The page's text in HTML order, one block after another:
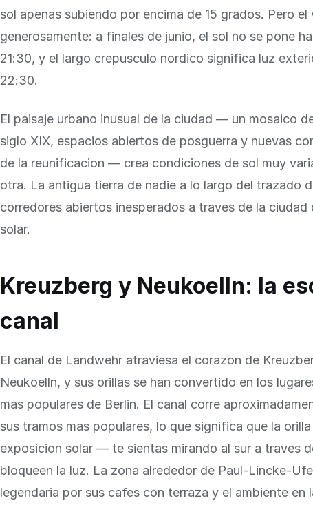
sol apenas subiendo por encima de 15 grados. Pero el
generosamente: a finales de junio, el sol no se pone
21:30, y el largo crepusculo nordico significa luz
22:30.
El paisaje urbano inusual de la ciudad — un mosaico
siglo XIX, espacios abiertos de posguerra y nuevas
de la reunificacion — crea condiciones de sol muy
otra. La antigua tierra de nadie a lo largo del trazado
corredores abiertos inesperados a traves de la ciudad
solar.
Kreuzberg y Neukoelln: la
canal
El canal de Landwehr atraviesa el corazon de
Neukoelln, y sus orillas se han convertido en los
mas populares de Berlin. El canal corre
sus tramos mas populares, lo que significa que la
exposicion solar — te sientas mirando al sur a traves
bloqueen la luz. La zona alrededor de Paul-Lincke-
legendaria por sus cafes con terraza y el ambiente en